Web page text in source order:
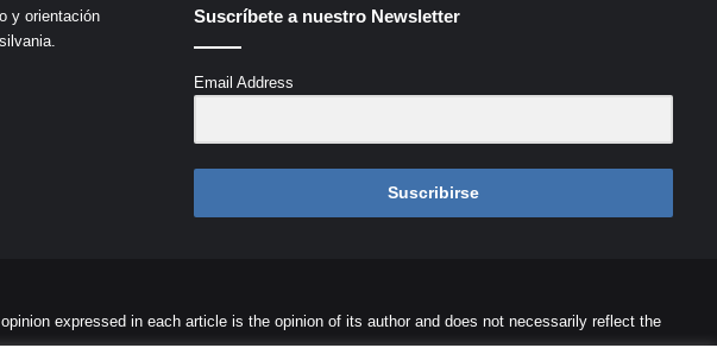
y orientación
Suscríbete a nuestro Newsletter
Email Address
Suscribirse
expressed in each article is the opinion of its author and does not necessarily reflect the